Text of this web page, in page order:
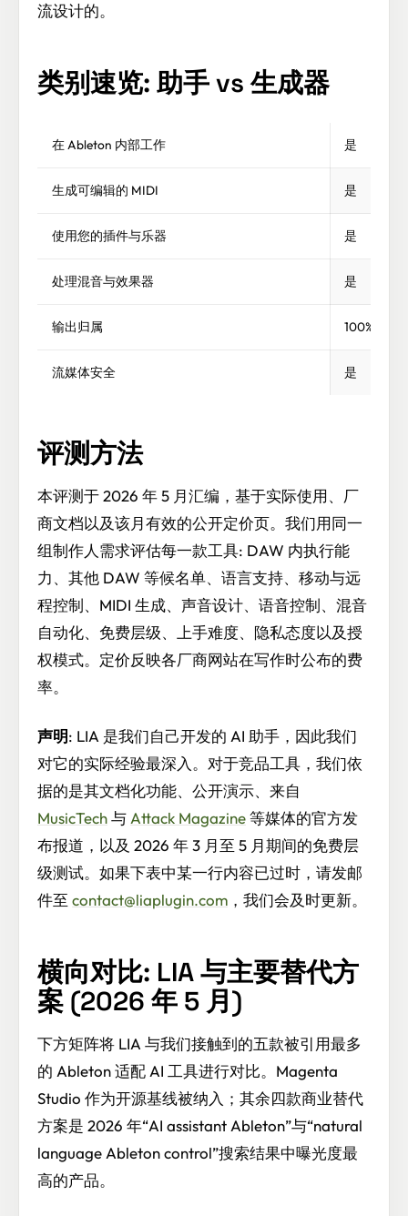
流设计的。
类别速览: 助手 vs 生成器
在 Ableton 内部工作 是
生成可编辑的 MIDI 是
使用您的插件与乐器 是
处理混音与效果器 是
输出归属 100% 归您
流媒体安全 是
评测方法
本评测于 2026 年 5 月汇编，基于实际使用、厂
商文档以及该月有效的公开定价页。我们用同一
组制作人需求评估每一款工具: DAW 内执行能
力、其他 DAW 等候名单、语言支持、移动与远
程控制、MIDI 生成、声音设计、语音控制、混音
自动化、免费层级、上手难度、隐私态度以及授
权模式。定价反映各厂商网站在写作时公布的费
率。
声明: LIA 是我们自己开发的 AI 助手，因此我们
对它的实际经验最深入。对于竞品工具，我们依
据的是其文档化功能、公开演示、来自
MusicTech与 Attack Magazine等媒体的官方发
布报道，以及 2026 年 3 月至 5 月期间的免费层
级测试。如果下表中某一行内容已过时，请发邮
件至 contact@liaplugin.com ，我们会及时更新。
横向对比: LIA 与主要替代方
案 (2026 年 5 月)
下方矩阵将 LIA 与我们接触到的五款被引用最多
的 Ableton 适配 AI 工具进行对比。Magenta
Studio 作为开源基线被纳入；其余四款商业替代
方案是 2026 年“AI assistant Ableton”与“natural
language Ableton control”搜索结果中曝光度最
高的产品。